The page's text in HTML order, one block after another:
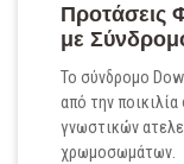
Προτάσεις
με
Το σύνδρομο
από την
γνωστικών
χρωμοσωμάτων.